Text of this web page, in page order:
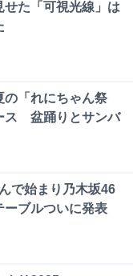
せた「可視光線」は
の「れにちゃん祭
ス 盆踊りとサンバ
で始まり乃木坂46
ーブルついに発表